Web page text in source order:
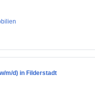
m/d) in Filderstadt